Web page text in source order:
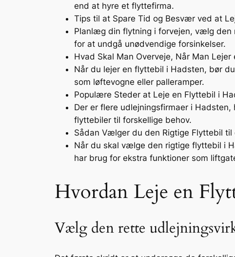
end at hyre et flyttefirma.
Tips til at Spare Tid og Besvær ved at
Planlæg din flytning i forvejen, vælg den
for at undgå unødvendige forsinkelser.
Hvad Skal Man Overveje, Når Man
Når du lejer en flyttebil i Hadsten, bør
som løftevogne eller palleramper.
Populære Steder at Leje en Flyttebil i
Der er flere udlejningsfirmaer i
flyttebiler til forskellige behov.
Sådan Vælger du den Rigtige Flyttebil til
Når du skal vælge den rigtige flyttebil i
har brug for ekstra funktioner som
Hvordan Leje en
Vælg den rette